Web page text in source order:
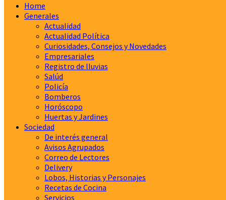
Home
Generales
Actualidad
Actualidad Política
Curiosidades, Consejos y Novedades
Empresariales
Registro de lluvias
Salúd
Policía
Bomberos
Horóscopo
Huertas y Jardines
Sociedad
De interés general
Avisos Agrupados
Correo de Lectores
Delivery
Lobos, Historias y Personajes
Recetas de Cocina
Servicios